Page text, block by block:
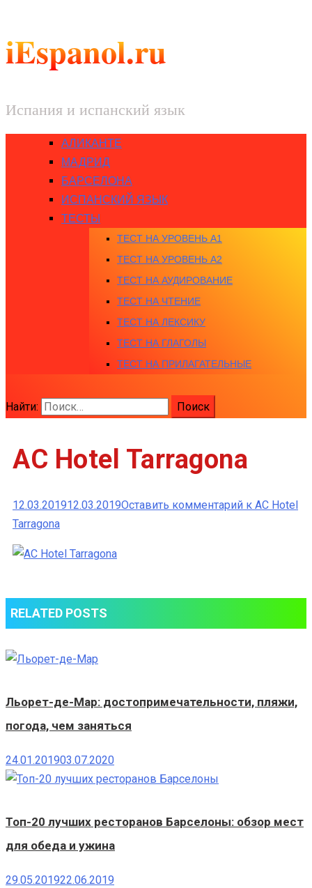
iEspanol.ru
Испания и испанский язык
АЛИКАНТЕ
МАДРИД
БАРСЕЛОНА
ИСПАНСКИЙ ЯЗЫК
ТЕСТЫ
ТЕСТ НА УРОВЕНЬ A1
ТЕСТ НА УРОВЕНЬ A2
ТЕСТ НА АУДИРОВАНИЕ
ТЕСТ НА ЧТЕНИЕ
ТЕСТ НА ЛЕКСИКУ
ТЕСТ НА ГЛАГОЛЫ
ТЕСТ НА ПРИЛАГАТЕЛЬНЫЕ
Найти:
AC Hotel Tarragona
12.03.201912.03.2019Оставить комментарий к AC Hotel
Tarragona
RELATED POSTS
Льорет-де-Мар: достопримечательности, пляжи,
погода, чем заняться
24.01.201903.07.2020
Топ-20 лучших ресторанов Барселоны: обзор мест
для обеда и ужина
29.05.201922.06.2019